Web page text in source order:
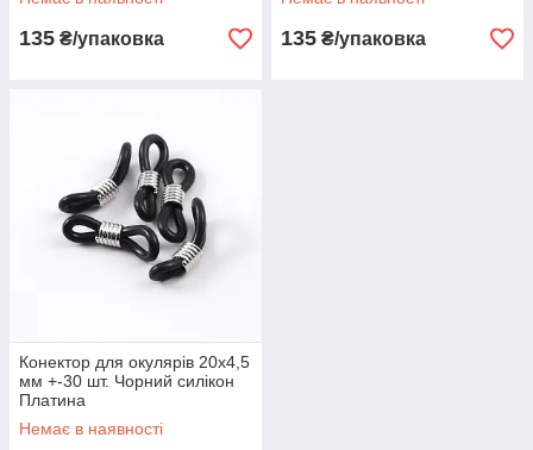
135 ₴/упаковка 135 ₴/упаковка
Конектор для окулярів 20х4,5
мм +-30 шт. Чорний силікон
Платина
Немає в наявності